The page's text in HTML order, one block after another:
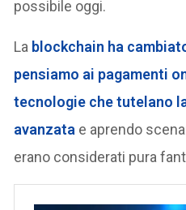
possibile oggi.
La blockchain ha
pensiamo ai pagamenti
tecnologie che tutelano
avanzata e aprendo
erano considerati pura